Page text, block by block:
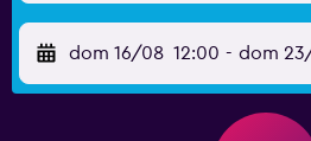
dom 16/08 12:00 - dom